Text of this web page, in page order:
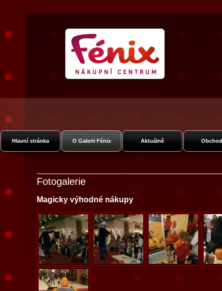
Nákupní Galerie Fénix
Vysočanská
Hlavní stránka O Galerii Fénix Aktuálně
Fotogalerie
Magicky výhodné nákupy